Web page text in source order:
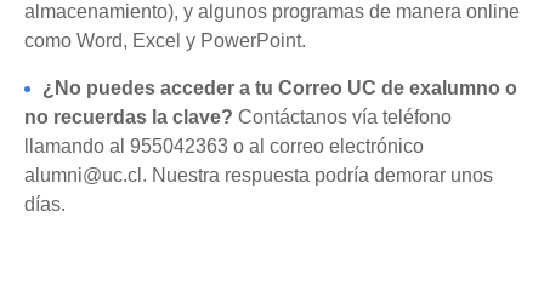
almacenamiento), y algunos programas de manera online
como Word, Excel y PowerPoint.
¿No puedes acceder a tu Correo UC de exalumno o
no recuerdas la clave? Contáctanos vía teléfono
llamando al 955042363 o al correo electrónico
alumni@uc.cl. Nuestra respuesta podría demorar unos
días.